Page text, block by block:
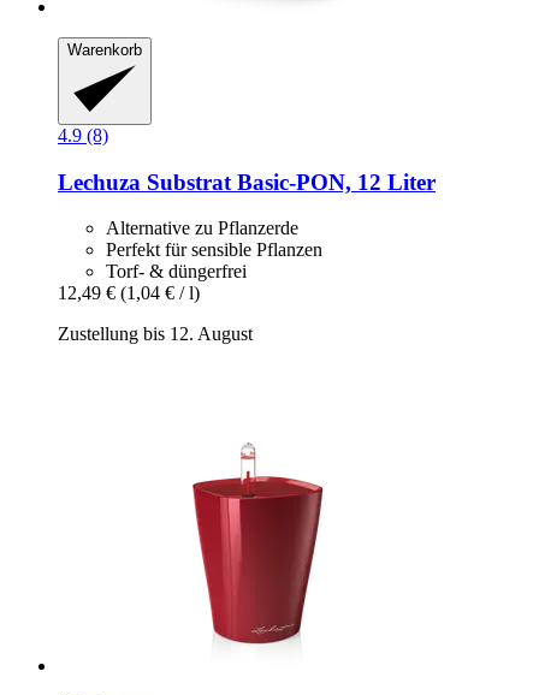
Warenkorb
4.9 (8)
Lechuza Substrat Basic-​PON, 12 Liter
Alternative zu Pflanzerde
Perfekt für sensible Pflanzen
Torf- & düngerfrei
12,49 € (1,04 € / l)
Zustellung bis 12. August